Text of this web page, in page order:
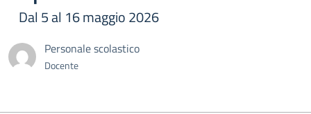
Dal 5 al 16 maggio 2026
Personale scolastico
Docente